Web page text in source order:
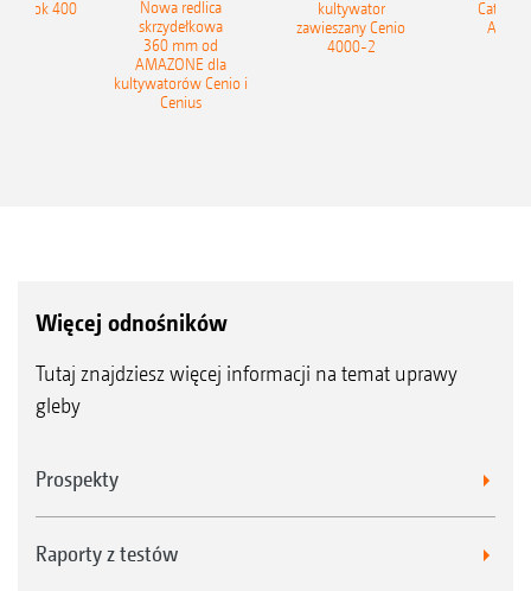
Tyrok 400
Nowa redlica
skrzydełkowa
360 mm od
AMAZONE dla
kultywatorów Cenio i
Cenius
kultywator
zawieszany Cenio
4000-2
Więcej odnośników
Tutaj znajdziesz więcej informacji na temat uprawy
gleby
Prospekty
Raporty z testów